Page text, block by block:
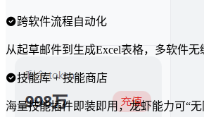
跨软件流程自动化
从起草邮件到生成Excel表格，多软件无
技能库 + 技能商店
海量技能插件即装即用，龙虾能力可“无